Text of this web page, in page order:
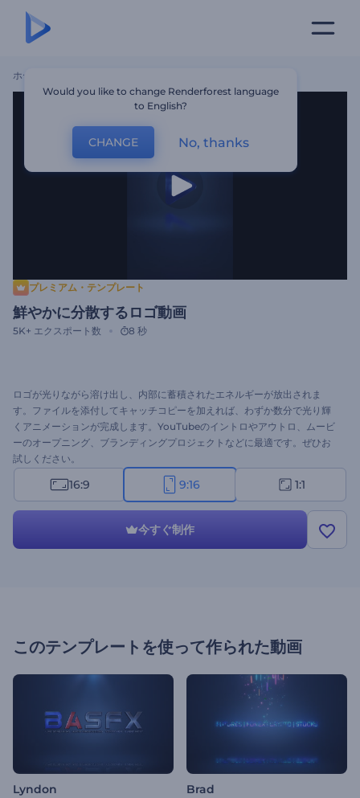
ホーム
プレミアム・テンプレート
鮮やかに分散するロゴ動画
5K+ エクスポート数 8 秒
ロゴが光りながら溶け出し、内部に蓄積されたエネルギーが放出されま
す。ファイルを添付してキャッチコピーを加えれば、わずか数分で光り輝
くアニメーションが完成します。YouTubeのイントロやアウトロ、ムービ
ーのオープニング、ブランディングプロジェクトなどに最適です。ぜひお
試しください。
16:9 9:16 1:1
今すぐ制作
このテンプレートを使って作られた動画
Lyndon Brad
Would you like to change Renderforest language
to English?
CHANGE No, thanks